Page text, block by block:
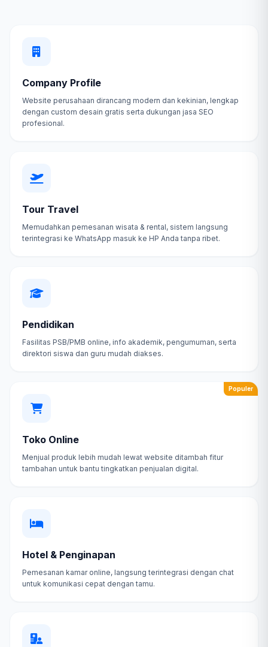
Company Profile
Website perusahaan dirancang modern dan kekinian, lengkap
dengan custom desain gratis serta dukungan jasa SEO
profesional.
Tour Travel
Memudahkan pemesanan wisata & rental, sistem langsung
terintegrasi ke WhatsApp masuk ke HP Anda tanpa ribet.
Pendidikan
Fasilitas PSB/PMB online, info akademik, pengumuman, serta
direktori siswa dan guru mudah diakses.
Populer
Toko Online
Menjual produk lebih mudah lewat website ditambah fitur
tambahan untuk bantu tingkatkan penjualan digital.
Hotel & Penginapan
Pemesanan kamar online, langsung terintegrasi dengan chat
untuk komunikasi cepat dengan tamu.